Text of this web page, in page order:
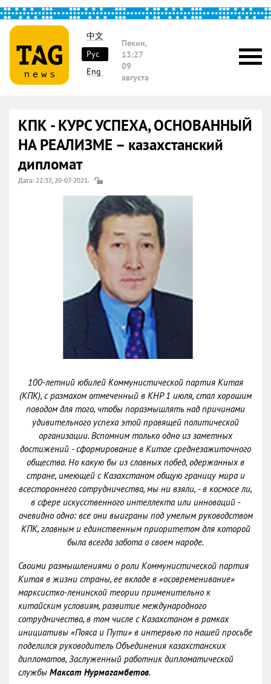
中文
Рус
Eng
Пекин,
13:27
09
августа
КПК - КУРС УСПЕХА, ОСНОВАННЫЙ
НА РЕАЛИЗМЕ – казахстанский
дипломат
Дата: 22:37, 20-07-2021.
100-летний юбилей Коммунистической партия Китая
(КПК), с размахом отмеченный в КНР 1 июля, стал хорошим
поводом для того, чтобы поразмышлять над причинами
удивительного успеха этой правящей политической
организации. Вспомним только одно из заметных
достижений - сформирование в Китае среднезажиточного
общества. Но какую бы из славных побед, одержанных в
стране, имеющей с Казахстаном общую границу мира и
всестороннего сотрудничества, мы ни взяли, - в космосе ли,
в сфере искусственного интеллекта или инноваций -
очевидно одно: все они выиграны под умелым руководством
КПК, главным и единственным приоритетом для которой
была всегда забота о своем народе.
Своими размышлениями о роли Коммунистической партия
Китая в жизни страны, ее вкладе в «осовременивание»
марксистко-ленинской теории применительно к
китайским условиям, развитие международного
сотрудничества, в том числе с Казахстаном в рамках
инициативы «Пояса и Пути» в интервью по нашей просьбе
поделился руководитель Объединения казахстанских
дипломатов, Заслуженный работник дипломатической
службы Максат Нурмагамбетов.